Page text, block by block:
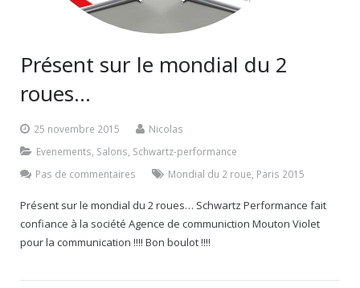
Présent sur le mondial du 2
roues…
25 novembre 2015
Nicolas
Evenements Salons Schwartz-performance
Pas de commentaires
Mondial du 2 roue Paris 2015
Présent sur le mondial du 2 roues… Schwartz Performance fait
confiance à la société Agence de communiction Mouton Violet
pour la communication !!!! Bon boulot !!!!